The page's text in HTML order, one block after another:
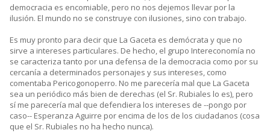
democracia es encomiable, pero no nos dejemos llevar por la
ilusión. El mundo no se construye con ilusiones, sino con trabajo.
Es muy pronto para decir que La Gaceta es demócrata y que no
sirve a intereses particulares. De hecho, el grupo Intereconomía no
se caracteriza tanto por una defensa de la democracia como por su
cercanía a determinados personajes y sus intereses, como
comentaba Pericogonoperro. No me parecería mal que La Gaceta
sea un periódico más bien de derechas (el Sr. Rubiales lo es), pero
sí me parecería mal que defendiera los intereses de --pongo por
caso-- Esperanza Aguirre por encima de los de los ciudadanos (cosa
que el Sr. Rubiales no ha hecho nunca).